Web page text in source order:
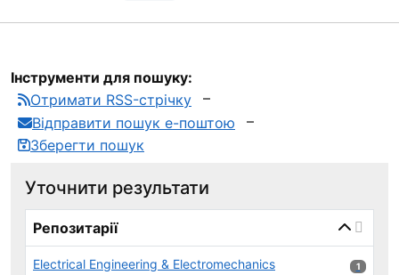
Інструменти для пошуку:
Отримати RSS-стрічку
Відправити пошук е-поштою
Зберегти пошук
Уточнити результати
Репозитарії
Electrical Engineering & Electromechanics 1
1